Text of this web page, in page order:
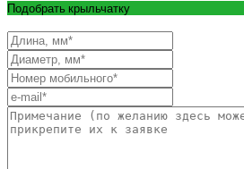
Подобрать крыльчатку